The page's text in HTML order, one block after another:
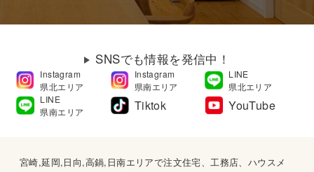
SNSでも情報を発信中！
Instagram
県北エリア
Instagram
県南エリア
LINE
県北エリア
LINE
県南エリア
Tiktok YouTube
宮崎,延岡,日向,高鍋,日南エリアで注文住宅、工務店、ハウスメ